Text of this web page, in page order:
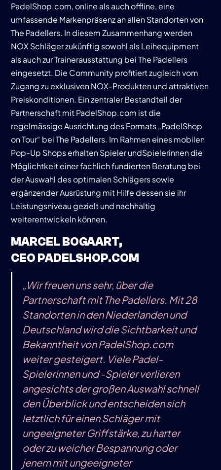
PadelShop.com, online als auch offline, eine
umfassende Markenpräsenz an allen Standorten von
The Padellers. In diesem Zusammenhang werden
NOX Schläger zukünftig sowohl als Leihequipment
als auch zur Trainerausstattung bei The Padellers
eingesetzt. Die Community profitiert zugleich vom
Zugang zu exklusiven NOX-Produkten und attraktiven
Preiskonditionen. Ein zentraler Bestandteil der
Partnerschaft mit PadelShop.com ist die
regelmässige Ausrichtung des Formats „PadelShop
on Tour“ bei The Padellers. Im Rahmen eines mobilen
Pop-Up Shops erhalten Spieler undSpielerinnen die
Möglichtkeit einer fachlich fundierten Beratung bei
der Auswahl des optimalen Schlägers sowie
ergänzender Ausrüstung mit Hilfe dessen sie ihr
Leistungsniveau gezielt und nachhaltig
weiterentwickeln können.
MARCEL BOGAART,
CEO PADELSHOP.COM
„Wir freuen uns sehr, über die
Partnerschaft mit The Padellers. Mit 28
Standorten in den Niederlanden und
Deutschland wird die Sichtbarkeit und
Bekanntheit von PadelShop.com
weiter gesteigert. Viele Padel-
Spielerinnen und -Spieler verlieren
angesichts der großen Auswahl schnell
den Überblick und entscheiden sich
letztlich für einen Schläger mit
ungeeigneter Griffstärke, zu harter
oder zu weicher Bespannung oder
jenem mit ungeeigneter